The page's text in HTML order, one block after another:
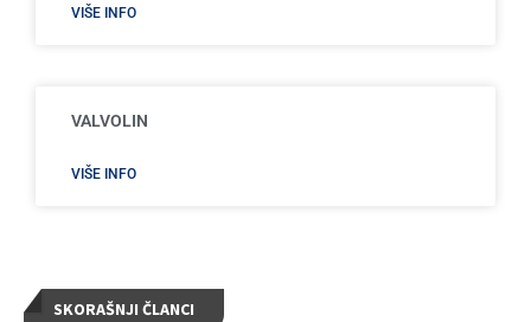
VIŠE INFO
VALVOLIN
VIŠE INFO
SKORAŠNJI ČLANCI